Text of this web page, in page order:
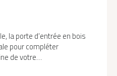
la porte d’entrée en bois
pour compléter
de votre…